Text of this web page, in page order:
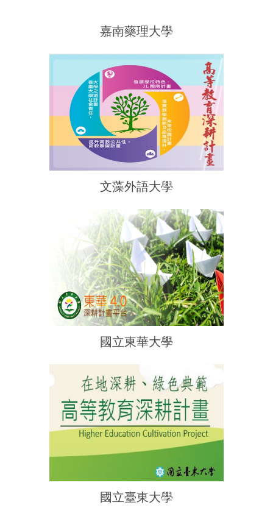
嘉南藥理大學
文藻外語大學
國立東華大學
國立臺東大學